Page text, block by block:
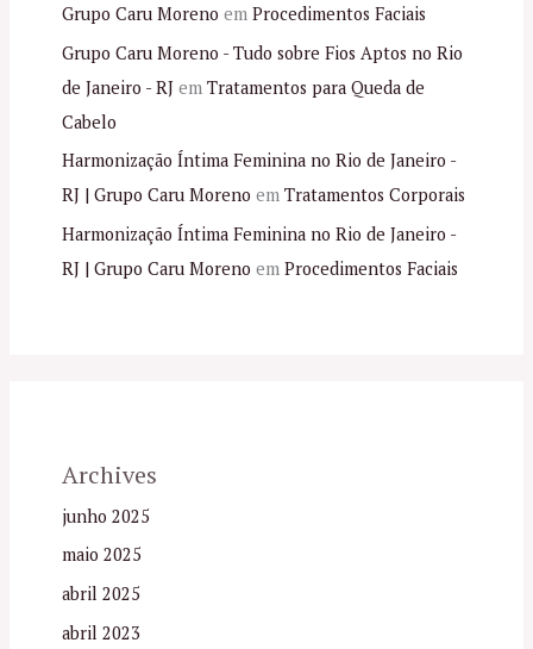
Grupo Caru Moreno em Procedimentos Faciais
Grupo Caru Moreno - Tudo sobre Fios Aptos no Rio
de Janeiro - RJem Tratamentos para Queda de
Cabelo
Harmonização Íntima Feminina no Rio de Janeiro -
RJ | Grupo Caru Moreno em Tratamentos Corporais
Harmonização Íntima Feminina no Rio de Janeiro -
RJ | Grupo Caru Moreno em Procedimentos Faciais
Archives
junho 2025
maio 2025
abril 2025
abril 2023